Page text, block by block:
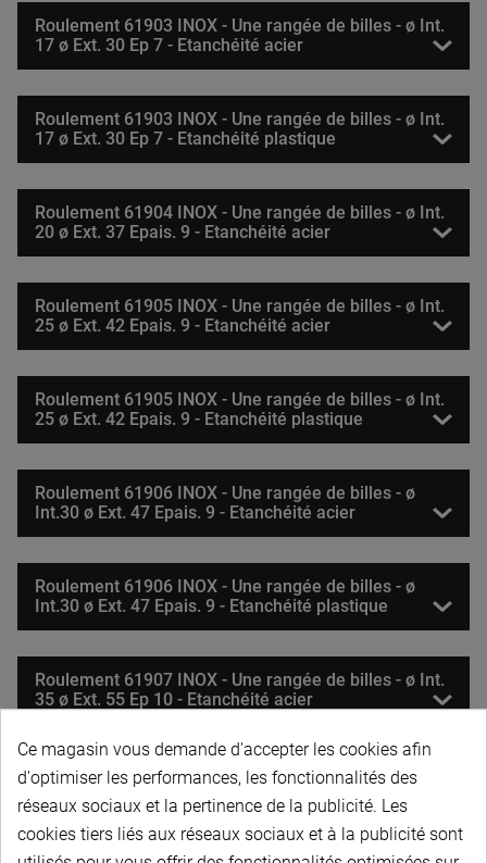
Roulement 61903 INOX - Une rangée de billes - ø Int.
17 ø Ext. 30 Ep 7 - Etanchéité acier
Roulement 61903 INOX - Une rangée de billes - ø Int.
17 ø Ext. 30 Ep 7 - Etanchéité plastique
Roulement 61904 INOX - Une rangée de billes - ø Int.
20 ø Ext. 37 Epais. 9 - Etanchéité acier
Roulement 61905 INOX - Une rangée de billes - ø Int.
25 ø Ext. 42 Epais. 9 - Etanchéité acier
Roulement 61905 INOX - Une rangée de billes - ø Int.
25 ø Ext. 42 Epais. 9 - Etanchéité plastique
Roulement 61906 INOX - Une rangée de billes - ø
Int.30 ø Ext. 47 Epais. 9 - Etanchéité acier
Roulement 61906 INOX - Une rangée de billes - ø
Int.30 ø Ext. 47 Epais. 9 - Etanchéité plastique
Roulement 61907 INOX - Une rangée de billes - ø Int.
35 ø Ext. 55 Ep 10 - Etanchéité acier
Roulement 61907 INOX - Une rangée de billes - ø Int.
35 ø Ext. 55 Ep 10 - Etanchéité plastique
Ce magasin vous demande d'accepter les cookies afin
d'optimiser les performances, les fonctionnalités des
réseaux sociaux et la pertinence de la publicité. Les
cookies tiers liés aux réseaux sociaux et à la publicité sont